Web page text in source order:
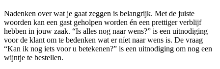
Nadenken over wat je gaat zeggen is belangrijk. Met de juiste
woorden kan een gast geholpen worden én een prettiger verblijf
hebben in jouw zaak. “Is alles nog naar wens?” is een uitnodiging
voor de klant om te bedenken wat er níet naar wens is. De vraag
“Kan ik nog iets voor u betekenen?” is een uitnodiging om nog een
wijntje te bestellen.